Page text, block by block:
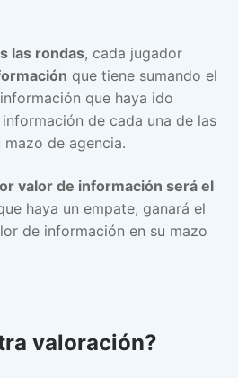
las rondas, cada jugador
que tiene sumando el
que haya ido
de cada una de las
de agencia.
valor de información será el
haya un empate, ganará el
de información en su mazo
valoración?